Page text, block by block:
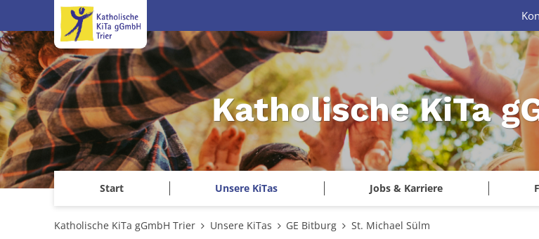
Zum Inhalt springen
Katholische KiTa
Start Unsere KiTas Jobs & Karriere
Katholische KiTa gGmbH Trier Unsere KiTas GE Bitburg St. Michael Sülm